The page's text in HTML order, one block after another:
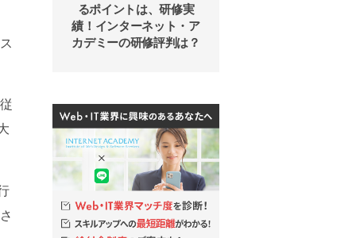
るポイントは、研修実
績！インターネット・ア
カデミーの研修評判は？